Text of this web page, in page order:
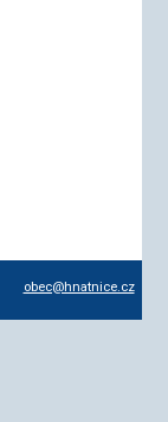
obec@hnatnice.cz